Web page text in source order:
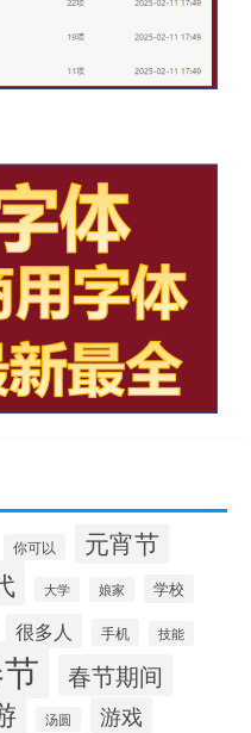
你可以 元宵节
大学 娘家 学校
很多人 手机 技能
春节期间
汤圆 游戏